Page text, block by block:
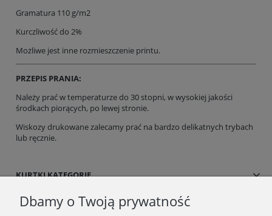
Gramatura 110 g/m2
Kurczliwość do 2%
Możliwe jest inne rozmieszczenie printu.
PRZEPIS PRANIA:
Należy prać w temperaturze do 30 stopni, w wysokiej jakości
środkach piorących, po lewej stronie.
Wiskozy drukowane zalecamy prać na bardzo delikatnych trybach
lub ręcznie.
KURTKI KATEGORIE
SUKIENKI/SPÓDNICE
Dbamy o Twoją prywatność